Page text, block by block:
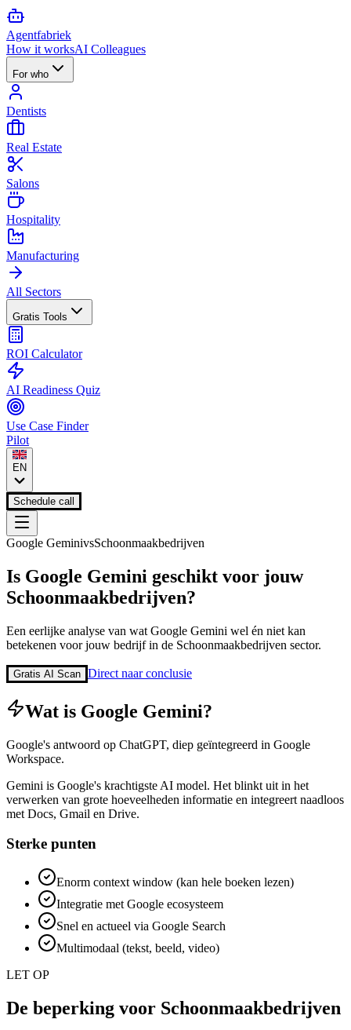
Agentfabriek
How it worksAI Colleagues
For who
Dentists
Real Estate
Salons
Hospitality
Manufacturing
All Sectors
Gratis Tools
ROI Calculator
AI Readiness Quiz
Use Case Finder
Pilot
EN
Schedule call
Google GeminivsSchoonmaakbedrijven
Is Google Gemini geschikt voor jouw
Schoonmaakbedrijven?
Een eerlijke analyse van wat Google Gemini wel én niet kan
betekenen voor jouw bedrijf in de Schoonmaakbedrijven sector.
Gratis AI Scan Direct naar conclusie
Wat is Google Gemini?
Google's antwoord op ChatGPT, diep geïntegreerd in Google
Workspace.
Gemini is Google's krachtigste AI model. Het blinkt uit in het
verwerken van grote hoeveelheden informatie en integreert naadloos
met Docs, Gmail en Drive.
Sterke punten
Enorm context window (kan hele boeken lezen)
Integratie met Google ecosysteem
Snel en actueel via Google Search
Multimodaal (tekst, beeld, video)
LET OP
De beperking voor Schoonmaakbedrijven